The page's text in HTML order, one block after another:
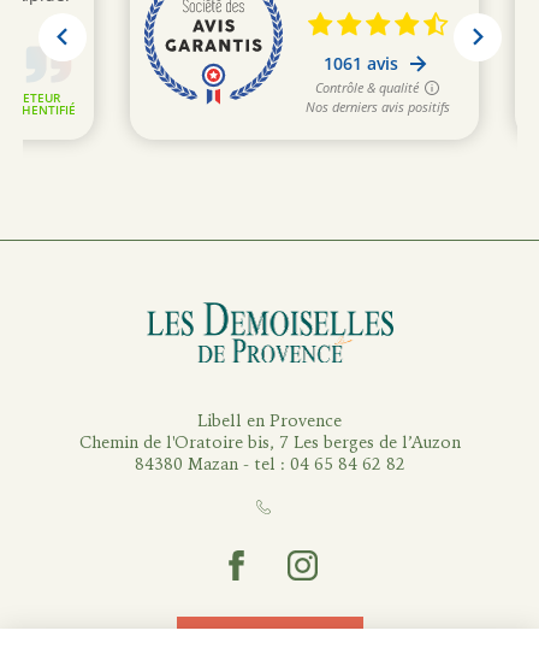
Les Demoiselles de Provence
Libell en Provence
Chemin de l'Oratoire bis, 7 Les berges de l’Auzon
84380 Mazan - tel : 04 65 84 62 82
FacebookInstagram